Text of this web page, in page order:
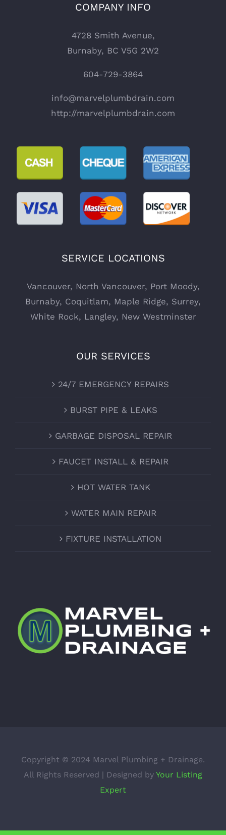
COMPANY INFO
4728 Smith Avenue,
Burnaby, BC V5G 2W2
604-729-3864
info@marvelplumbdrain.com
http://marvelplumbdrain.com
SERVICE LOCATIONS
Vancouver, North Vancouver, Port Moody,
Burnaby, Coquitlam, Maple Ridge, Surrey,
White Rock, Langley, New Westminster
OUR SERVICES
24/7 EMERGENCY REPAIRS
BURST PIPE & LEAKS
GARBAGE DISPOSAL REPAIR
FAUCET INSTALL & REPAIR
HOT WATER TANK
WATER MAIN REPAIR
FIXTURE INSTALLATION
Copyright © 2024 Marvel Plumbing + Drainage.
All Rights Reserved | Designed by Your Listing
Expert